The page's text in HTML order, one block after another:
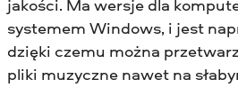
jakości. Ma wersje dla
systemem Windows, i jest
dzięki czemu można
pliki muzyczne nawet na